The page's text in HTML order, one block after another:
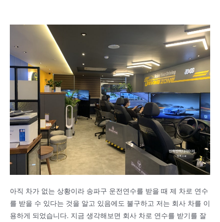
아직 차가 없는 상황이라 송파구 운전연수를 받을 때 제 차로 연수
를 받을 수 있다는 것을 알고 있음에도 불구하고 저는 회사 차를 이
용하게 되었습니다. 지금 생각해보면 회사 차로 연수를 받기를 잘